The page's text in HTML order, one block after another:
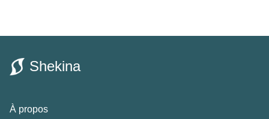
Shekina
À propos